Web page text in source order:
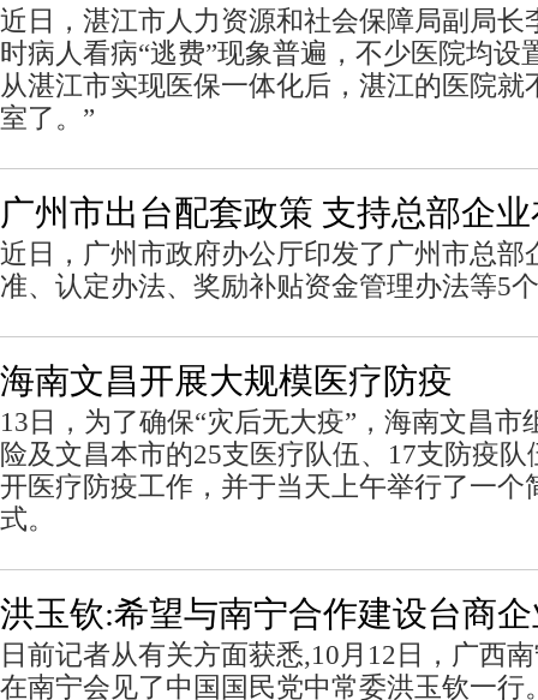
近日，湛江市人力资源和社会保障局副局长
时病人看病“逃费”现象普遍，不少医院均设
从湛江市实现医保一体化后，湛江的医院就
室了。”
广州市出台配套政策 支持总部企
近日，广州市政府办公厅印发了广州市总部
准、认定办法、奖励补贴资金管理办法等5
海南文昌开展大规模医疗防疫
13日，为了确保“灾后无大疫”，海南文昌市
险及文昌本市的25支医疗队伍、17支防疫
开医疗防疫工作，并于当天上午举行了一个
式。
洪玉钦:希望与南宁合作建设台商
日前记者从有关方面获悉,10月12日，广西
在南宁会见了中国国民党中常委洪玉钦一行